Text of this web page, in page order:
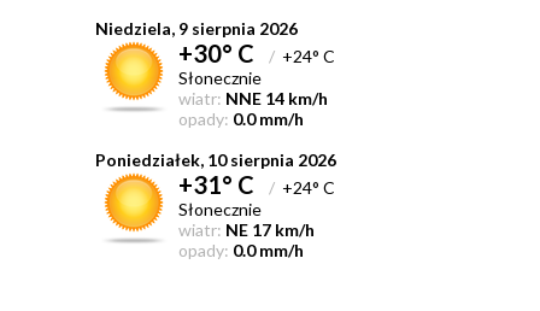
Niedziela, 9 sierpnia 2026
+30° C /+24° C
Słonecznie
wiatr: NNE 14 km/h
opady: 0.0 mm/h
Poniedziałek, 10 sierpnia 2026
+31° C /+24° C
Słonecznie
wiatr: NE 17 km/h
opady: 0.0 mm/h